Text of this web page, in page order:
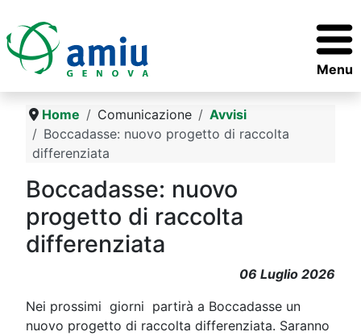
Menu
Home Comunicazione
Avvisi
Boccadasse: nuovo progetto di raccolta
differenziata
Boccadasse: nuovo
progetto di raccolta
differenziata
06 Luglio 2026
Nei prossimi giorni partirà a Boccadasse un
nuovo progetto di raccolta differenziata. Saranno